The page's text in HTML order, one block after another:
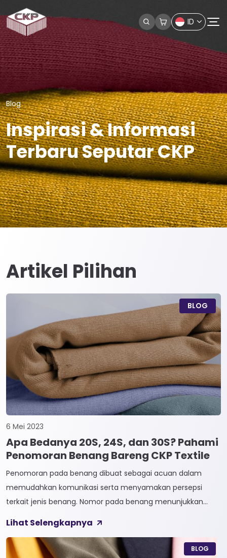
ID
Blog
Inspirasi & Informasi
Terbaru Seputar CKP
Artikel Pilihan
BLOG
6 Mei 2023
Apa Bedanya 20S, 24S, dan 30S? Pahami
Penomoran Benang Bareng CKP Textile
Penomoran pada benang dibuat sebagai acuan dalam
memudahkan komunikasi serta menyamakan persepsi
terkait jenis benang. Nomor pada benang menunjukkan
penomoran sendiri terbagi menjadi dua, Tidak Langsung dan
Langsung. 1. Penomoran Tidak Langsung Penomoran Tidak
Lihat Selengkapnya
BLOG